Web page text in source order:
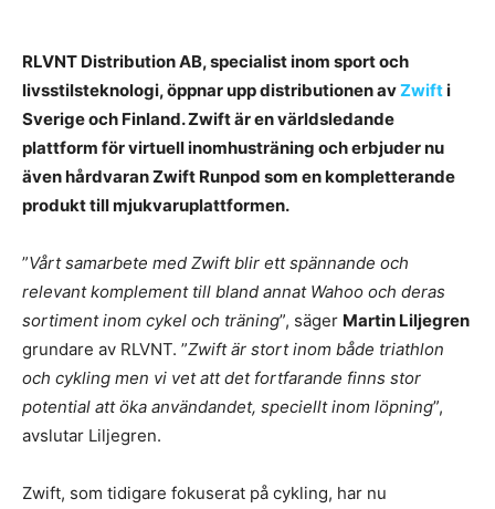
RLVNT Distribution AB, specialist inom sport och
livsstilsteknologi, öppnar upp distributionen avZwifti
Sverige och Finland. Zwift är en världsledande
plattform för virtuell inomhusträning och erbjuder nu
även hårdvaran Zwift Runpod som en kompletterande
produkt till mjukvaruplattformen.
”Vårt samarbete med Zwift blir ett spännande och
relevant komplement till bland annat Wahoo och deras
sortiment inom cykel och träning”, säger Martin Liljegren
grundare av RLVNT. ”Zwift är stort inom både triathlon
och cykling men vi vet att det fortfarande finns stor
potential att öka användandet, speciellt inom löpning”,
avslutar Liljegren.
Zwift, som tidigare fokuserat på cykling, har nu